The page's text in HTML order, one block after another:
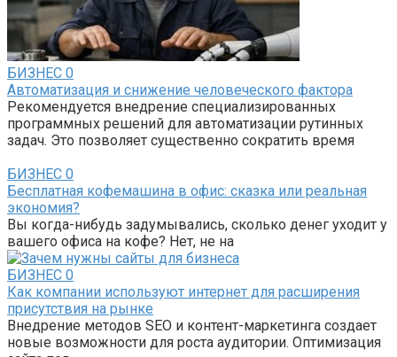
БИЗНЕС 0
Автоматизация и снижение человеческого фактора
Рекомендуется внедрение специализированных
программных решений для автоматизации рутинных
задач. Это позволяет существенно сократить время
БИЗНЕС 0
Бесплатная кофемашина в офис: сказка или реальная
экономия?
Вы когда-нибудь задумывались, сколько денег уходит у
вашего офиса на кофе? Нет, не на
БИЗНЕС 0
Как компании используют интернет для расширения
присутствия на рынке
Внедрение методов SEO и контент-маркетинга создает
новые возможности для роста аудитории. Оптимизация